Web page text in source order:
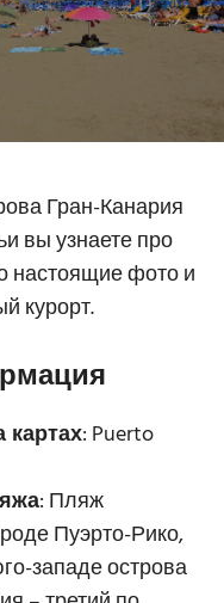
Гран-Канария
вы узнаете про
настоящие фото и
курорт.
: Puerto
: Пляж
Пуэрто-Рико,
западе острова